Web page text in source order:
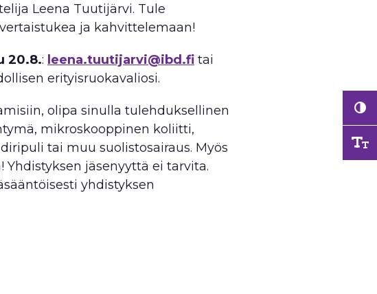
Leena Tuutijärvi. Tule
ja kahvittelemaan!
20.8.: leena.tuutijarvi@ibd.fi tai
erityisruokavaliosi.
olipa sinulla tulehduksellinen
mikroskooppinen koliitti,
tai muu suolistosairaus. Myös
Yhdistyksen jäsenyyttä ei tarvita.
yhdistyksen